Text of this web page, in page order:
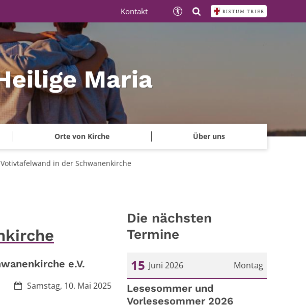
Maria
Orte von Kirche Über uns
Kontakt
in der Schwanenkirche
e.V.
Datum:
Samstag, 10. Mai 2025
Die nächsten
Termine
Montag
15 Juni 2026
Datum: 15. Juni 2026
Lesesommer und
Vorlesesommer 2026